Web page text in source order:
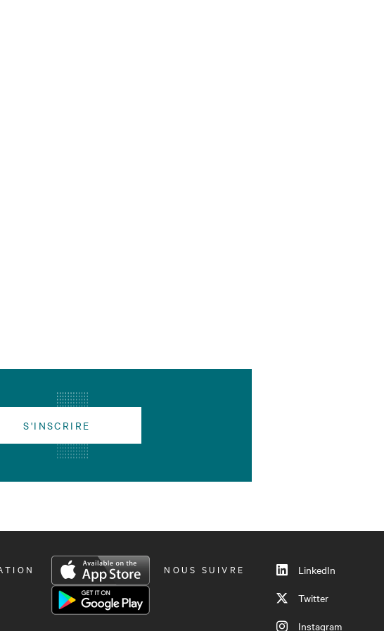
S'INSCRIRE
NOUS SUIVRE
LinkedIn
Twitter
Instagram